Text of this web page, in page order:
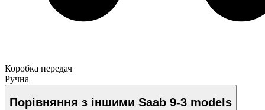
Коробка передач
Ручна
Порівняння з іншими Saab 9-3 models